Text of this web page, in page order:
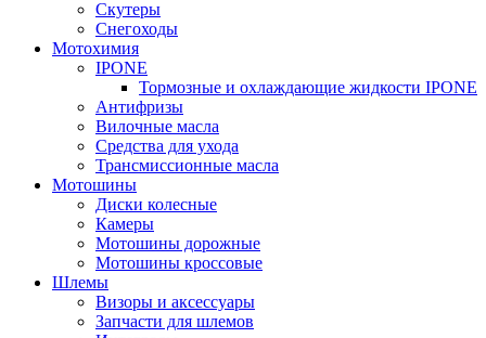
Скутеры
Снегоходы
Мотохимия
IPONE
Тормозные и охлаждающие жидкости IPONE
Антифризы
Вилочные масла
Средства для ухода
Трансмиссионные масла
Мотошины
Диски колесные
Камеры
Мотошины дорожные
Мотошины кроссовые
Шлемы
Визоры и аксессуары
Запчасти для шлемов